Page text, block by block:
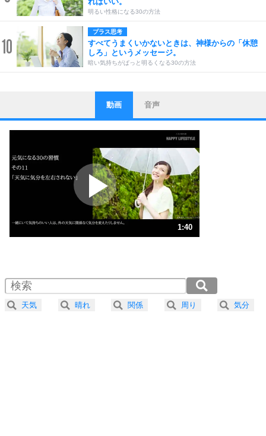
明るい性格になる30の方法
10
プラス思考
すべてうまくいかないときは、神様からの「休憩
しろ」というメッセージ。
暗い気持ちがぱっと明るくなる30の方法
1
ストレス対策
他人と比べない。
いっそのこと、他人を見ない。
いらいらしない人になる30の方法
プラス思考
ポジティブになれない原因は、行動しないから。
ポジティブ思考になる30の方法
ストレス対策
人生、なんとかなるもの。
気楽に生きる30の方法
4 器の大きい人は、怒りを優しさで表現する。
プラス思考
動画 音声
1:40
2.0倍速 （197KB 50秒）
2.5倍速 （158KB 40秒）
3.0倍速 （132KB 33秒）
天気 晴れ 関係 周り 気分